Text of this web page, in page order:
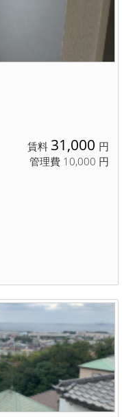
賃料 31,000 円
管理費 10,000 円